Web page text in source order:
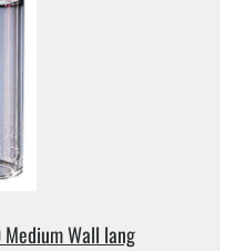
Wall lang